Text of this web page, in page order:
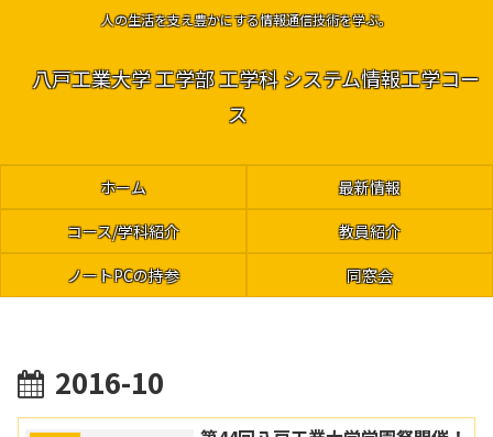
人の生活を支え豊かにする情報通信技術を学ぶ。
八戸工業大学 工学部 工学科 システム情報工学コー
ス
ホーム
最新情報
コース/学科紹介
教員紹介
ノートPCの持参
同窓会
2016-10